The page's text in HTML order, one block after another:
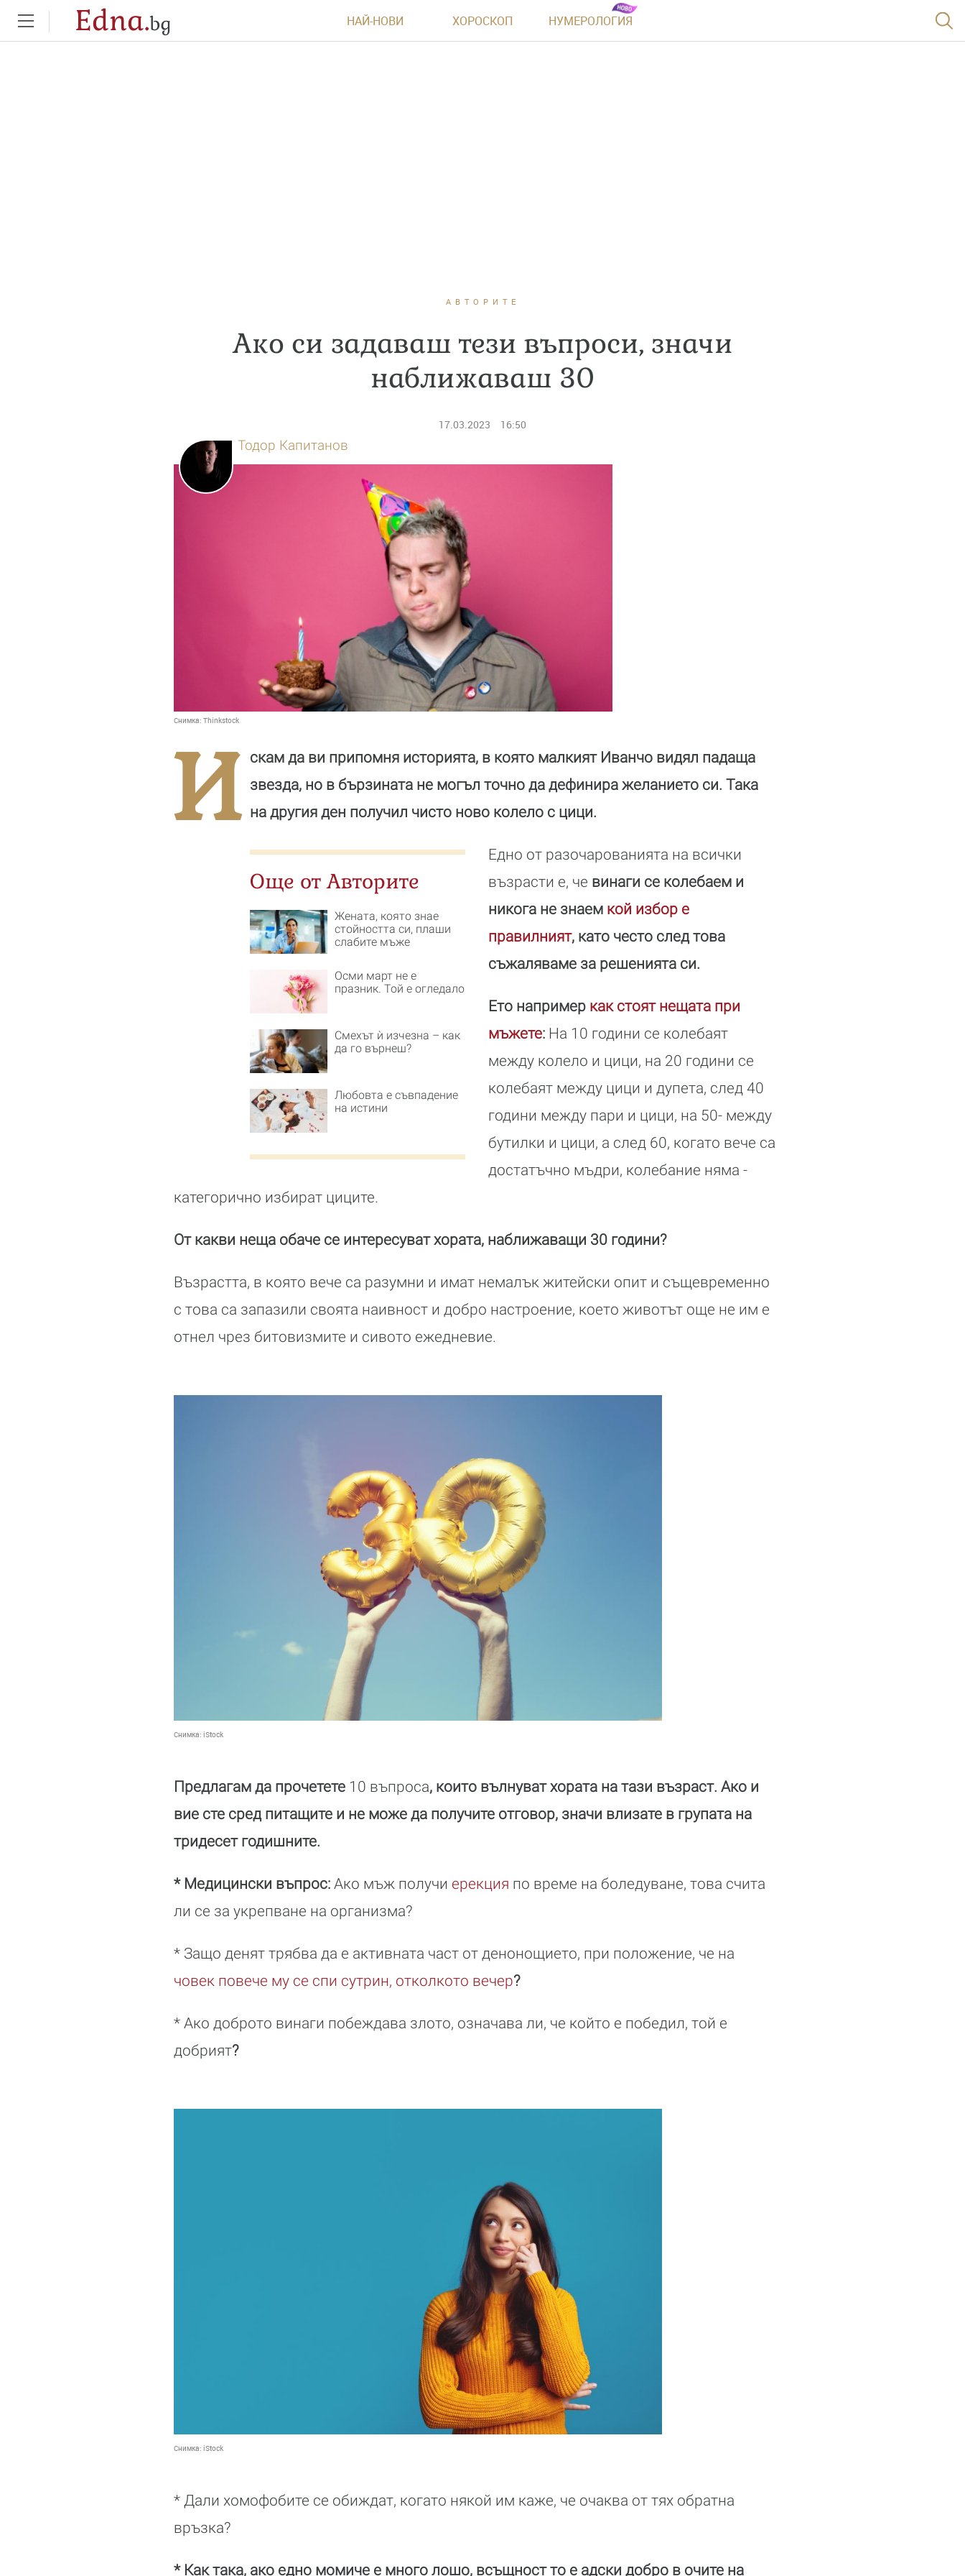
Edna.bg НАЙ-НОВИ ХОРОСКОП НУМЕРОЛОГИЯ
АВТОРИТЕ
Ако си задаваш тези въпроси, значи
наближаваш 30
17.03.2023 16:50
Снимка: Thinkstock
Тодор Капитанов
И
скам да ви припомня историята, в която малкият Иванчо видял падаща
звезда, но в бързината не могъл точно да дефинира желанието си. Така
на другия ден получил чисто ново колело с цици.
Още от Авторите
Жената, която знае
стойността си, плаши
слабите мъже
Осми март не е
празник. Той е огледало
Смехът ѝ изчезна – как
да го върнеш?
Любовта е съвпадение
на истини
Едно от разочарованията на всички
възрасти е, че винаги се колебаем и
никога не знаем кой избор е
правилният, като често след това
съжаляваме за решенията си.
Ето например как стоят нещата при
мъжете: На 10 години се колебаят
между колело и цици, на 20 години се
колебаят между цици и дупета, след 40
години между пари и цици, на 50- между
бутилки и цици, а след 60, когато вече са
достатъчно мъдри, колебание няма -
категорично избират циците.
От какви неща обаче се интересуват хората, наближаващи 30 години?
Възрастта, в която вече са разумни и имат немалък житейски опит и същевременно
с това са запазили своята наивност и добро настроение, което животът още не им е
отнел чрез битовизмите и сивото ежедневие.
Снимка: iStock
Предлагам да прочетете 10 въпроса, които вълнуват хората на тази възраст. Ако и
вие сте сред питащите и не може да получите отговор, значи влизате в групата на
тридесет годишните.
* Медицински въпрос: Ако мъж получи ерекция по време на боледуване, това счита
ли се за укрепване на организма?
* Защо денят трябва да е активната част от денонощието, при положение, че на
човек повече му се спи сутрин, отколкото вечер?
* Ако доброто винаги побеждава злото, означава ли, че който е победил, той е
добрият?
Снимка: iStock
* Дали хомофобите се обиждат, когато някой им каже, че очаква от тях обратна
връзка?
* Как така, ако едно момиче е много лошо, всъщност то е адски добро в очите на